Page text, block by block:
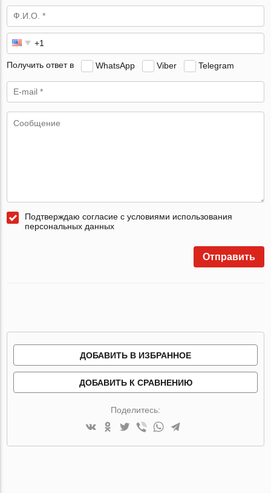
Получить ответ в WhatsApp Viber Telegram
Подтверждаю согласие с условиями использования
персональных данных
Отправить
ДОБАВИТЬ В ИЗБРАННОЕ
ДОБАВИТЬ К СРАВНЕНИЮ
Поделитесь: